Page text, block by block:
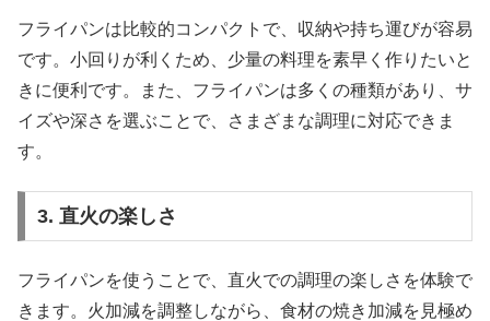
フライパンは比較的コンパクトで、収納や持ち運びが容易
です。小回りが利くため、少量の料理を素早く作りたいと
きに便利です。また、フライパンは多くの種類があり、サ
イズや深さを選ぶことで、さまざまな調理に対応できま
す。
3. 直火の楽しさ
フライパンを使うことで、直火での調理の楽しさを体験で
きます。火加減を調整しながら、食材の焼き加減を見極め